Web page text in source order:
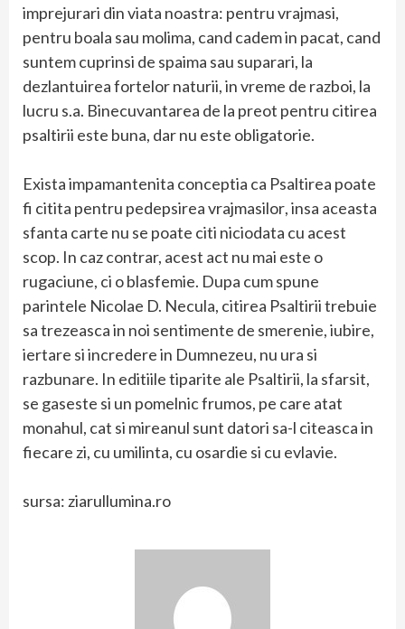
imprejurari din viata noastra: pentru vrajmasi,
pentru boala sau molima, cand cadem in pacat, cand
suntem cuprinsi de spaima sau suparari, la
dezlantuirea fortelor naturii, in vreme de razboi, la
lucru s.a. Binecuvantarea de la preot pentru citirea
psaltirii este buna, dar nu este obligatorie.
Exista impamantenita conceptia ca Psaltirea poate
fi citita pentru pedepsirea vrajmasilor, insa aceasta
sfanta carte nu se poate citi niciodata cu acest
scop. In caz contrar, acest act nu mai este o
rugaciune, ci o blasfemie. Dupa cum spune
parintele Nicolae D. Necula, citirea Psaltirii trebuie
sa trezeasca in noi sentimente de smerenie, iubire,
iertare si incredere in Dumnezeu, nu ura si
razbunare. In editiile tiparite ale Psaltirii, la sfarsit,
se gaseste si un pomelnic frumos, pe care atat
monahul, cat si mireanul sunt datori sa-l citeasca in
fiecare zi, cu umilinta, cu osardie si cu evlavie.
sursa: ziarullumina.ro